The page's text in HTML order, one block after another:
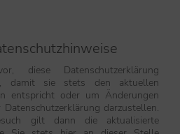
diese Datenschutzerklärung
damit sie stets den aktuellen
entspricht oder um Änderungen
darzustellen.
gilt dann die aktualisierte